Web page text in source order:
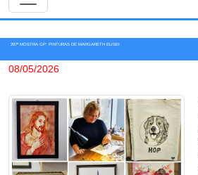
297ª MOSTRA GP: PINTURAS DE MARGARETH ELISEI
08/05/2026